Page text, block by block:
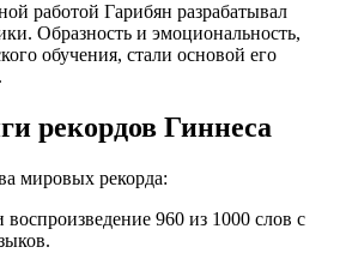
работой Гарибян разрабатывал
Образность и эмоциональность,
обучения, стали основой его
рекордов Гиннеса
мировых рекорда:
960 из 1000 слов с